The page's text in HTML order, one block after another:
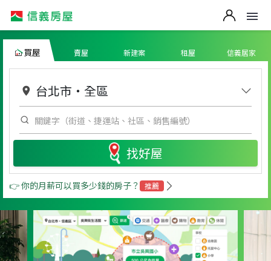
買屋 賣屋 新建案 租屋 信義居家
台北市 ・ 全區
找好屋
👉 你的月薪可以買多少錢的房子？ 推薦